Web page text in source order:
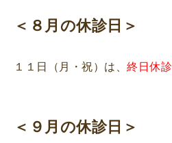
＜８月の休診日＞
１１日（月・祝）は、 終日休診
＜９月の休診日＞